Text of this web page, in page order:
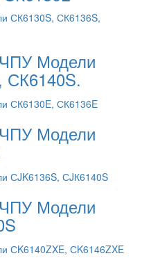
Модели
СК6140S.
Модели
Модели